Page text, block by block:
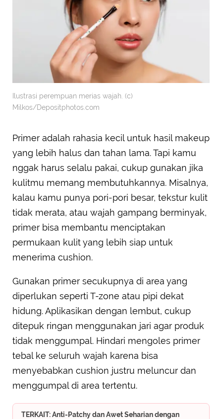
Ilustrasi perempuan merias wajah. (c)
Milkos/Depositphotos.com
Primer adalah rahasia kecil untuk hasil makeup
yang lebih halus dan tahan lama. Tapi kamu
nggak harus selalu pakai, cukup gunakan jika
kulitmu memang membutuhkannya. Misalnya,
kalau kamu punya pori-pori besar, tekstur kulit
tidak merata, atau wajah gampang berminyak,
primer bisa membantu menciptakan
permukaan kulit yang lebih siap untuk
menerima cushion.
Gunakan primer secukupnya di area yang
diperlukan seperti T-zone atau pipi dekat
hidung. Aplikasikan dengan lembut, cukup
ditepuk ringan menggunakan jari agar produk
tidak menggumpal. Hindari mengoles primer
tebal ke seluruh wajah karena bisa
menyebabkan cushion justru meluncur dan
menggumpal di area tertentu.
TERKAIT: Anti-Patchy dan Awet Seharian dengan